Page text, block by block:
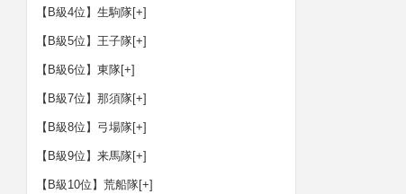
【B級4位】生駒隊[+]
【B級5位】王子隊[+]
【B級6位】東隊[+]
【B級7位】那須隊[+]
【B級8位】弓場隊[+]
【B級9位】来馬隊[+]
【B級10位】荒船隊[+]